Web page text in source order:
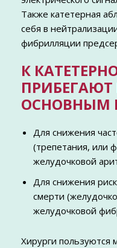
Также катетерная
себя в
фибрилляции
К
ОСНОВНЫМ
Для снижения
(трепетания, или
желудочковой
Для снижения
смерти
желудочковой
Хирурги пользуются